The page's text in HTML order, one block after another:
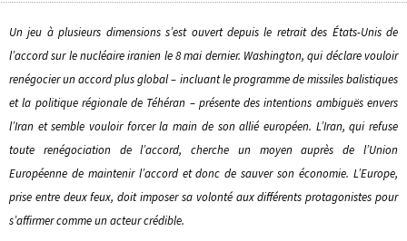
Un jeu à plusieurs dimensions s’est ouvert depuis le retrait des États-Unis de
l’accord sur le nucléaire iranien le 8 mai dernier. Washington, qui déclare vouloir
renégocier un accord plus global – incluant le programme de missiles balistiques
et la politique régionale de Téhéran – présente des intentions ambiguës envers
l’Iran et semble vouloir forcer la main de son allié européen. L’Iran, qui refuse
toute renégociation de l’accord, cherche un moyen auprès de l’Union
Européenne de maintenir l’accord et donc de sauver son économie. L’Europe,
prise entre deux feux, doit imposer sa volonté aux différents protagonistes pour
s’affirmer comme un acteur crédible.